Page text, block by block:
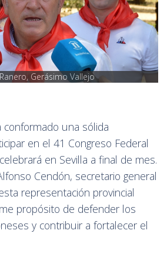
Gerásimo Vallejo
conformado una sólida
en el 41 Congreso Federal
en Sevilla a final de mes.
Cendón, secretario general
representación provincial
propósito de defender los
y contribuir a fortalecer el